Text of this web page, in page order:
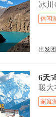
冰
连珠
休闲
出发团
6天
暖大
山...>
家庭